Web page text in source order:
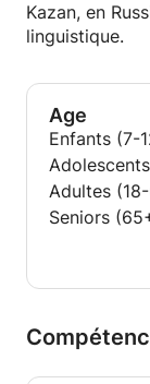
Kazan, en
linguistique.
Age
Enfants (7-
Adultes
Seniors